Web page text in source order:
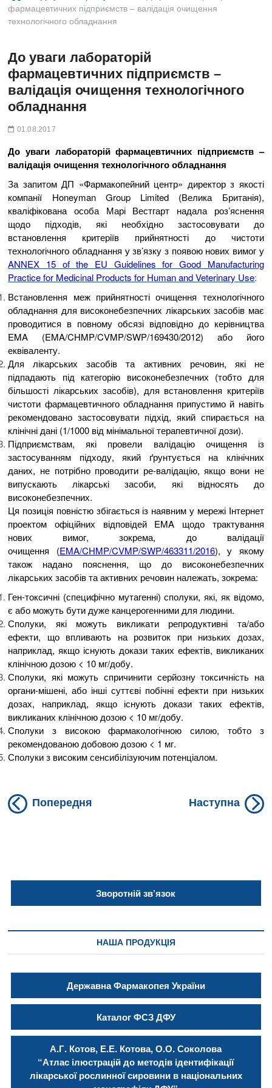
фармацевтичних підприємств – валідація очищення
технологічного обладнання
До уваги лабораторій
фармацевтичних підприємств –
валідація очищення технологічного
обладнання
01.08.2017
До уваги лабораторій фармацевтичних підприємств –
валідація очищення технологічного обладнання
За запитом ДП «Фармакопейний центр» директор з якості
компанії Honeyman Group Limited (Велика Британія),
кваліфікована особа Марі Вестгарт надала роз’яснення
щодо підходів, які необхідно застосовувати до
встановлення критеріїв прийнятності до чистоти
технологічного обладнання у зв’язку з появою нових вимог у
ANNEX 15 of the EU Guidelines for Good Manufacturing
Practice for Medicinal Products for Human and Veterinary Use:
Встановлення меж прийнятності очищення технологічного
обладнання для високонебезпечних лікарських засобів має
проводитися в повному обсязі відповідно до керівництва
EMA (EMA/CHMP/CVMP/SWP/169430/2012) або його
еквіваленту.
Для лікарських засобів та активних речовин, які не
підпадають під категорію високонебезпечних (тобто для
більшості лікарських засобів), для встановлення критеріїв
чистоти фармацевтичного обладнання припустимо й навіть
рекомендовано застосовувати підхід, який спирається на
клінічні дані (1/1000 від мінімальної терапевтичної дози).
Підприємствам, які провели валідацію очищення із
застосуванням підходу, який ґрунтується на клінічних
даних, не потрібно проводити ре-валідацію, якщо вони не
випускають лікарські засоби, які відносять до
високонебезпечних.
Ця позиція повністю збігається із наявним у мережі Інтернет
проектом офіційних відповідей EMA щодо трактування
нових вимог, зокрема, до валідації
очищення (EMA/CHMP/CVMP/SWP/463311/2016), у якому
також надано пояснення, що до високонебезпечних
лікарських засобів та активних речовин належать, зокрема:
Ген-токсичні (специфічно мутагенні) сполуки, які, як відомо,
є або можуть бути дуже канцерогенними для людини.
Сполуки, які можуть викликати репродуктивні та/або
ефекти, що впливають на розвиток при низьких дозах,
наприклад, якщо існують докази таких ефектів, викликаних
клінічною дозою < 10 мг/добу.
Сполуки, які можуть спричинити серйозну токсичність на
органи-мішені, або інші суттєві побічні ефекти при низьких
дозах, наприклад, якщо існують докази таких ефектів,
викликаних клінічною дозою < 10 мг/добу.
Сполуки з високою фармакологічною силою, тобто з
рекомендованою добовою дозою < 1 мг.
Сполуки з високим сенсибілізуючим потенціалом.
Навігація
Попередня Наступна
Зворотній зв’язок
НАША ПРОДУКЦІЯ
Державна Фармакопея України
Каталог ФСЗ ДФУ
А.Г. Котов, Е.Е. Котова, О.О. Соколова
“Атлас ілюстрацій до методів ідентифікації
лікарської рослинної сировини в національних